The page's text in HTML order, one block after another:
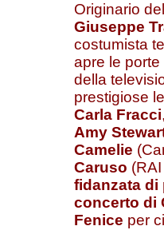
Originario
Giuseppe
costumista
apre le
della
prestigiose
Carla Fracci,
Amy
Camelie
Caruso
fidanzata di
concerto di
Fenice per